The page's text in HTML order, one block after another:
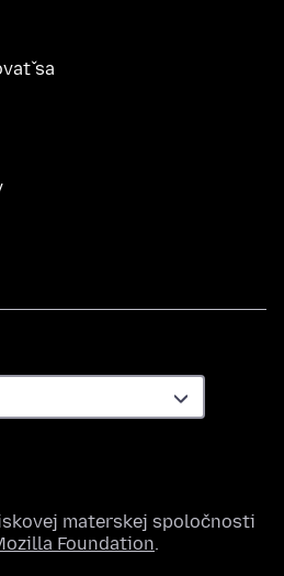
sa
materskej spoločnosti
Foundation.